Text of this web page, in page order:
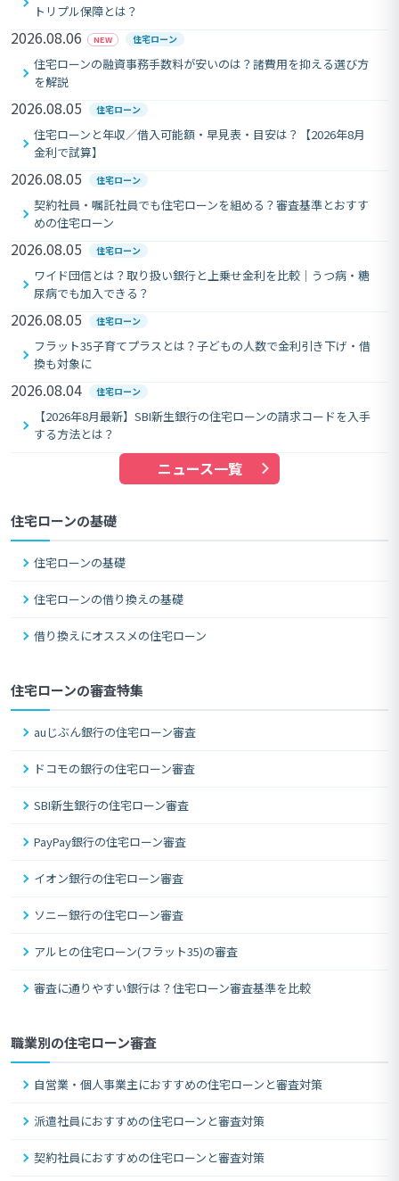
トリプル保障とは？
2026.08.06 NEW 住宅ローン
住宅ローンの融資事務手数料が安いのは？諸費用を抑える選び方
を解説
2026.08.05 住宅ローン
住宅ローンと年収／借入可能額・早見表・目安は？【2026年8月
金利で試算】
2026.08.05 住宅ローン
契約社員・嘱託社員でも住宅ローンを組める？審査基準とおすす
めの住宅ローン
2026.08.05 住宅ローン
ワイド団信とは？取り扱い銀行と上乗せ金利を比較｜うつ病・糖
尿病でも加入できる？
2026.08.05 住宅ローン
フラット35子育てプラスとは？子どもの人数で金利引き下げ・借
換も対象に
2026.08.04 住宅ローン
【2026年8月最新】SBI新生銀行の住宅ローンの請求コードを入手
する方法とは？
ニュース一覧
住宅ローンの基礎
住宅ローンの基礎
住宅ローンの借り換えの基礎
借り換えにオススメの住宅ローン
住宅ローンの審査特集
auじぶん銀行の住宅ローン審査
ドコモの銀行の住宅ローン審査
SBI新生銀行の住宅ローン審査
PayPay銀行の住宅ローン審査
イオン銀行の住宅ローン審査
ソニー銀行の住宅ローン審査
アルヒの住宅ローン(フラット35)の審査
審査に通りやすい銀行は？住宅ローン審査基準を比較
職業別の住宅ローン審査
自営業・個人事業主におすすめの住宅ローンと審査対策
派遣社員におすすめの住宅ローンと審査対策
契約社員におすすめの住宅ローンと審査対策